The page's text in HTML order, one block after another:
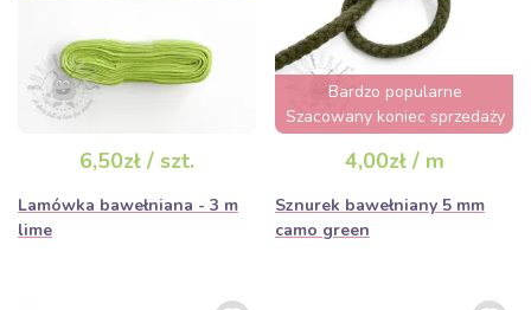
6,50zł / szt.
Lamówka bawełniana - 3 m
lime
Bardzo popularne
Szacowany koniec sprzedaży
4,00zł / m
Sznurek bawełniany 5 mm
camo green